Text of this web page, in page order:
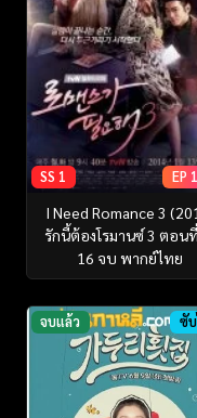
SS 1 EP
I Need Romance 3
รักนี้ต้องโรมานซ์ 3 ตอน
16 จบ พากย์ไทย
จบแล้ว ซั